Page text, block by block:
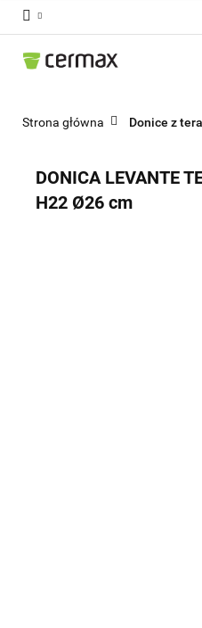
Strona główna Donice z
DONICA LEVANTE
H22 Ø26 cm